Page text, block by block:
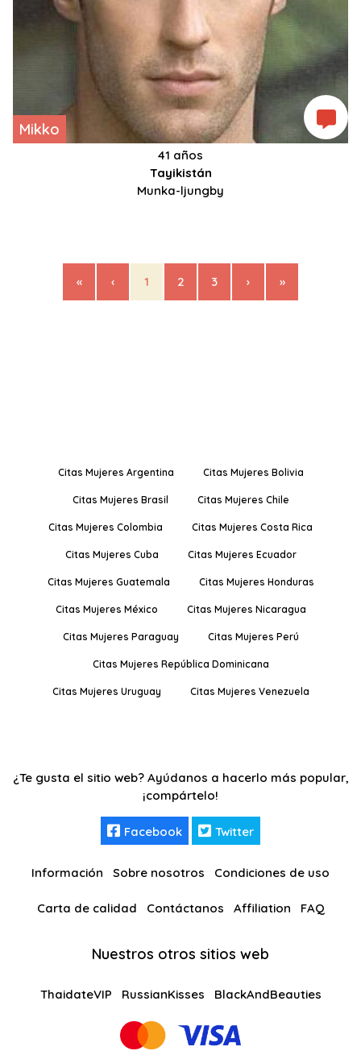
Mikko
41 años
Tayikistán
Munka-ljungby
« ‹ 1 2 3 › »
Citas Mujeres Argentina Citas Mujeres Bolivia
Citas Mujeres Brasil Citas Mujeres Chile
Citas Mujeres Colombia Citas Mujeres Costa Rica
Citas Mujeres Cuba Citas Mujeres Ecuador
Citas Mujeres Guatemala Citas Mujeres Honduras
Citas Mujeres México Citas Mujeres Nicaragua
Citas Mujeres Paraguay Citas Mujeres Perú
Citas Mujeres República Dominicana
Citas Mujeres Uruguay Citas Mujeres Venezuela
¿Te gusta el sitio web? Ayúdanos a hacerlo más popular,
¡compártelo!
Facebook Twitter
Información Sobre nosotros Condiciones de uso
Carta de calidad Contáctanos Affiliation FAQ
Nuestros otros sitios web
ThaidateVIP RussianKisses BlackAndBeauties